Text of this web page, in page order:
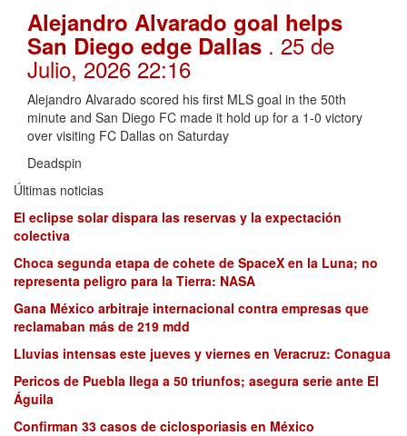
Alejandro Alvarado goal helps
San Diego edge Dallas . 25 de
Julio, 2026 22:16
Alejandro Alvarado scored his first MLS goal in the 50th
minute and San Diego FC made it hold up for a 1-0 victory
over visiting FC Dallas on Saturday
Deadspin
Últimas noticias
El eclipse solar dispara las reservas y la expectación
colectiva
Choca segunda etapa de cohete de SpaceX en la Luna; no
representa peligro para la Tierra: NASA
Gana México arbitraje internacional contra empresas que
reclamaban más de 219 mdd
Lluvias intensas este jueves y viernes en Veracruz: Conagua
Pericos de Puebla llega a 50 triunfos; asegura serie ante El
Águila
Confirman 33 casos de ciclosporiasis en México